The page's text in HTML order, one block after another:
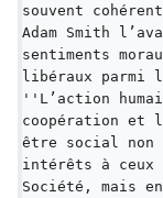
souvent
Adam Smith
sentiments
libéraux
''L’action
coopération et
être social non
intérêts à ceux
Société, mais